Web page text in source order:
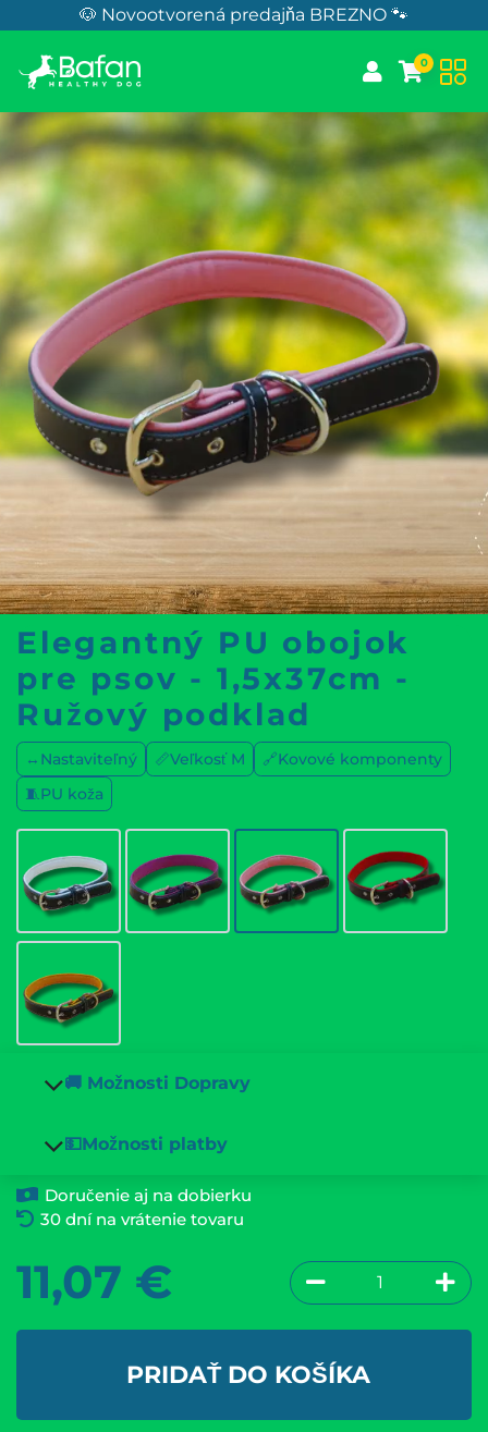
Skip to Content🐶 Novootvorená predajňa BREZNO 🐾
0
Elegantný PU obojok
pre psov - 1,5x37cm -
Ružový podklad
↔️Nastaviteľný 📏Veľkosť M
🔗Kovové komponenty
🧵PU koža
🚚 Možnosti Dopravy
💵Možnosti platby
Doručenie aj na dobierku
30 dní na vrátenie tovaru
11,07 €
PRIDAŤ DO KOŠÍKA